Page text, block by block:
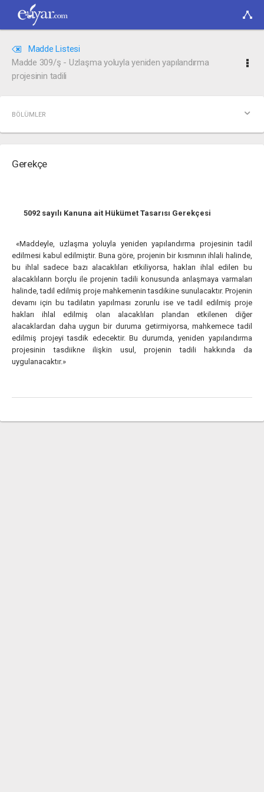
Madde Listesi
Madde 309/ş - Uzlaşma yoluyla yeniden yapılandırma
projesinin tadili
BÖLÜMLER
Gerekçe
5092 sayılı Kanuna ait Hükümet Tasarısı Gerekçesi
«Maddeyle, uzlaşma yoluyla yeniden yapılandırma projesinin tadil
edilmesi kabul edilmiştir. Buna göre, projenin bir kısmının ihlali halinde,
bu ihlal sadece bazı alacaklıları etkiliyorsa, hakları ihlal edilen bu
alacaklıların borçlu ile projenin tadili konusunda anlaşmaya varmaları
halinde, tadil edilmiş proje mahkemenin tasdikine sunulacaktır. Projenin
devamı için bu tadilatın yapılması zorunlu ise ve tadil edilmiş proje
hakları ihlal edilmiş olan alacaklıları plandan etkilenen diğer
alacaklardan daha uygun bir duruma getirmiyorsa, mahkemece tadil
edilmiş projeyi tasdik edecektir. Bu durumda, yeniden yapılandırma
projesinin tasdiikne ilişkin usul, projenin tadili hakkında da
uygulanacaktır.»